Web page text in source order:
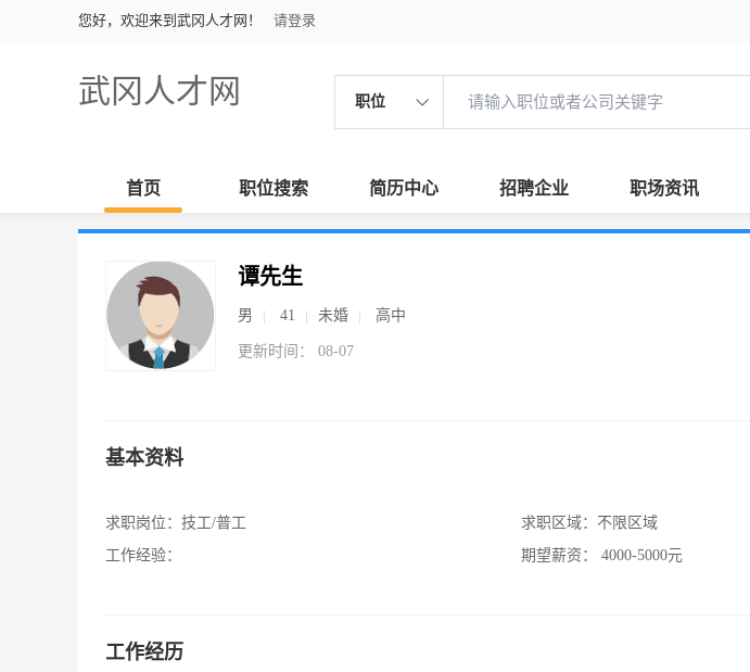
您好，欢迎来到武冈人才网！ 请登录
武冈人才网 职位
首页 职位搜索 简历中心 招聘企业 职场资讯
谭先生
男 41 未婚 高中
更新时间： 08-07
基本资料
求职岗位： 技工/普工
工作经验：
求职区域： 不限区域
期望薪资：
4000-5000元
工作经历